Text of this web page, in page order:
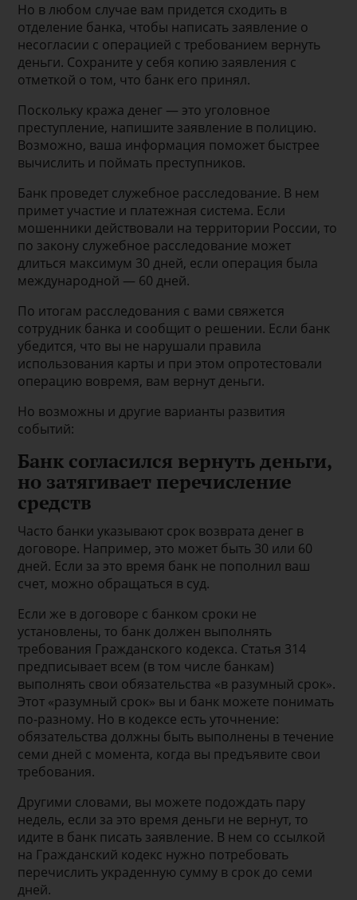
Но в любом случае вам придется сходить в
отделение банка, чтобы написать заявление о
несогласии с операцией с требованием вернуть
деньги. Сохраните у себя копию заявления с
отметкой о том, что банк его принял.
Поскольку кража денег — это уголовное
преступление, напишите заявление в полицию.
Возможно, ваша информация поможет быстрее
вычислить и поймать преступников.
Банк проведет служебное расследование. В нем
примет участие и платежная система. Если
мошенники действовали на территории России, то
по закону служебное расследование может
длиться максимум 30 дней, если операция была
международной — 60 дней.
По итогам расследования с вами свяжется
сотрудник банка и сообщит о решении. Если банк
убедится, что вы не нарушали правила
использования карты и при этом опротестовали
операцию вовремя, вам вернут деньги.
Но возможны и другие варианты развития
событий:
Банк согласился вернуть деньги,
но затягивает перечисление
средств
Часто банки указывают срок возврата денег в
договоре. Например, это может быть 30 или 60
дней. Если за это время банк не пополнил ваш
счет, можно обращаться в суд.
Если же в договоре с банком сроки не
установлены, то банк должен выполнять
требования Гражданского кодекса. Статья 314
предписывает всем (в том числе банкам)
выполнять свои обязательства «в разумный срок».
Этот «разумный срок» вы и банк можете понимать
по-разному. Но в кодексе есть уточнение:
обязательства должны быть выполнены в течение
семи дней с момента, когда вы предъявите свои
требования.
Другими словами, вы можете подождать пару
недель, если за это время деньги не вернут, то
идите в банк писать заявление. В нем со ссылкой
на Гражданский кодекс нужно потребовать
перечислить украденную сумму в срок до семи
дней.